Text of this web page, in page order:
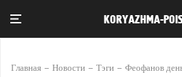
KORYAZHMA-
Главная Новости Тэги Феофанов